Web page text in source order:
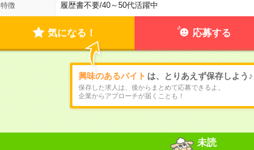
特徴 履歴書不要/40～50代活躍中
気になる！ 応募する
興味のあるバイト は、とりあえず保存しよう♪
保存した求人は、後からまとめて応募できるよ。
企業からアプローチが届くことも！
未読